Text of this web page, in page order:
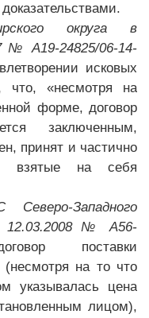
округа в
№ А19-24825/06-14-
исковых
что, «несмотря на
форме, договор
заключенным,
принят и частично
взятые на себя
Северо-Западного
12.03.2008 № А56-
поставки
(несмотря на то что
указывалась цена
лицом),